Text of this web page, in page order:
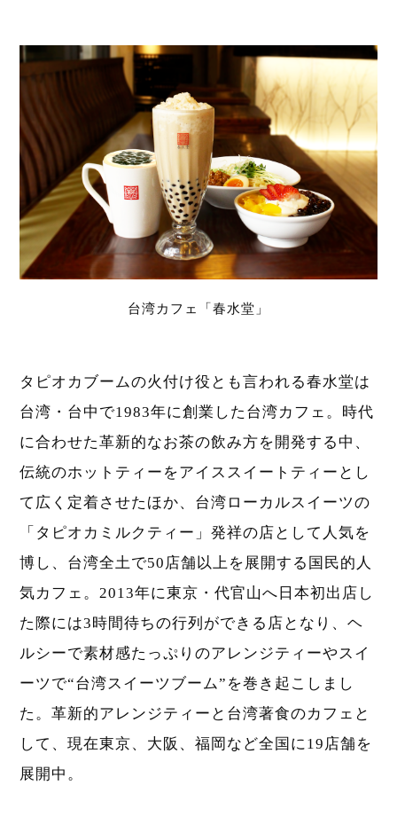
台湾カフェ「春水堂」
タピオカブームの火付け役とも言われる春水堂は
台湾・台中で1983年に創業した台湾カフェ。時代
に合わせた革新的なお茶の飲み方を開発する中、
伝統のホットティーをアイススイートティーとし
て広く定着させたほか、台湾ローカルスイーツの
「タピオカミルクティー」発祥の店として人気を
博し、台湾全土で50店舗以上を展開する国民的人
気カフェ。2013年に東京・代官山へ日本初出店し
た際には3時間待ちの行列ができる店となり、ヘ
ルシーで素材感たっぷりのアレンジティーやスイ
ーツで“台湾スイーツブーム”を巻き起こしまし
た。革新的アレンジティーと台湾著食のカフェと
して、現在東京、大阪、福岡など全国に19店舗を
展開中。